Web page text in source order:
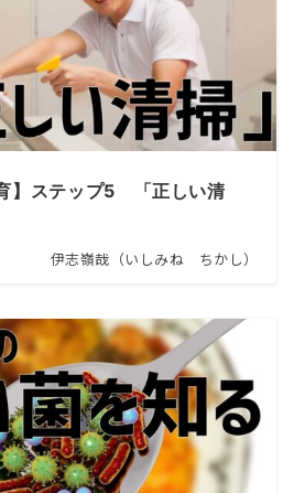
】ステップ5 「正しい清
伊志嶺哉（いしみね ちかし）